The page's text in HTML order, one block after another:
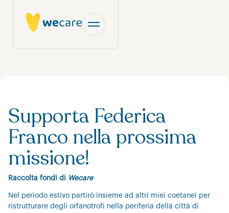
Supporta Federica
Franco nella prossima
missione!
Raccolta fondi di Wecare
Nel periodo estivo partirò insieme ad altri miei coetanei per
ristrutturare degli orfanotrofi nella periferia della città di